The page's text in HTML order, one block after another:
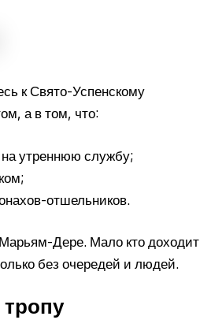
к Свято-Успенскому
а в том, что:
на утреннюю службу;
отшельников.
Дере. Мало кто доходит
без очередей и людей.